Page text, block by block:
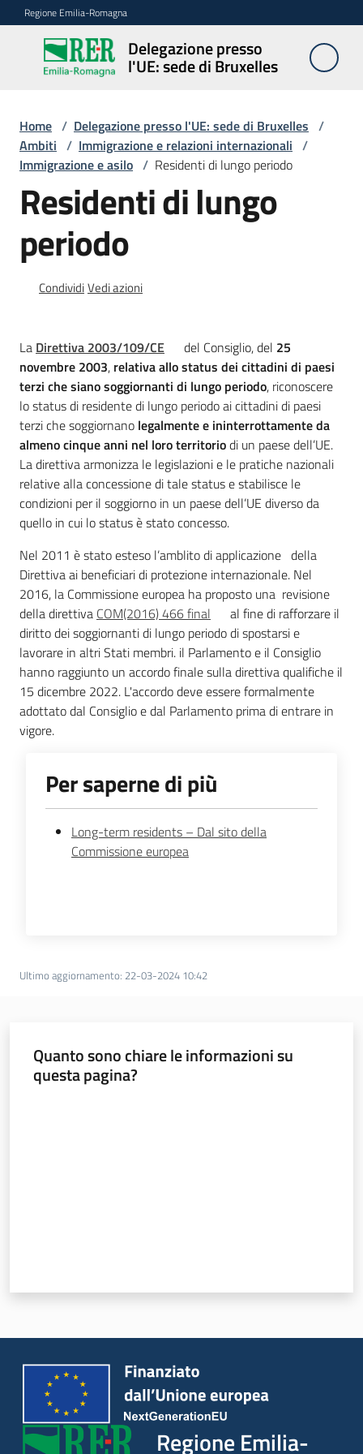
Vai al contenuto
Vai alla navigazione
Vai al footer
Regione Emilia-Romagna
Delegazione presso
l'UE: sede di Bruxelles
Delegazione
presso l'UE:
Bruxelles
Novità
Ambiti
Chi
siamo
Europass
-
Sede
di
Parma
Seguici
su
Servizi
Home / Delegazione presso l'UE: sede di Bruxelles /
Ambiti / Immigrazione e relazioni internazionali /
Immigrazione e asilo / Residenti di lungo periodo
Residenti di lungo
periodo
CondividiVedi azioni
La Direttiva 2003/109/CE del Consiglio, del 25
novembre 2003, relativa allo status dei cittadini di paesi
terzi che siano soggiornanti di lungo periodo, riconoscere
lo status di residente di lungo periodo ai cittadini di paesi
terzi che soggiornano legalmente e ininterrottamente da
almeno cinque anni nel loro territoriodi un paese dell’UE.
La direttiva armonizza le legislazioni e le pratiche nazionali
relative alla concessione di tale status e stabilisce le
condizioni per il soggiorno in un paese dell’UE diverso da
quello in cui lo status è stato concesso.
Nel 2011 è stato esteso l’amblito di applicazione della
Direttiva ai beneficiari di protezione internazionale. Nel
2016, la Commissione europea ha proposto una revisione
della direttiva COM(2016) 466 final
al fine di rafforzare il
diritto dei soggiornanti di lungo periodo di spostarsi e
lavorare in altri Stati membri. il Parlamento e il Consiglio
hanno raggiunto un accordo finale sulla direttiva qualifiche il
15 dicembre 2022. L'accordo deve essere formalmente
adottato dal Consiglio e dal Parlamento prima di entrare in
vigore.
Per saperne di più
Long-term residents – Dal sito della
Commissione europea
Ultimo aggiornamento: 22-03-2024 10:42
Quanto sono chiare le informazioni su
questa pagina?
Regione Emilia-